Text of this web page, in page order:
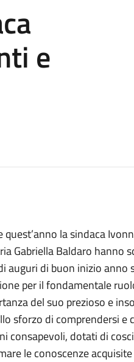
e
la sindaca
Gabriella Baldaro hanno
auguri di buon inizio anno
per il fondamentale
del suo prezioso e
sforzo di comprendersi
consapevoli, dotati di
le conoscenze